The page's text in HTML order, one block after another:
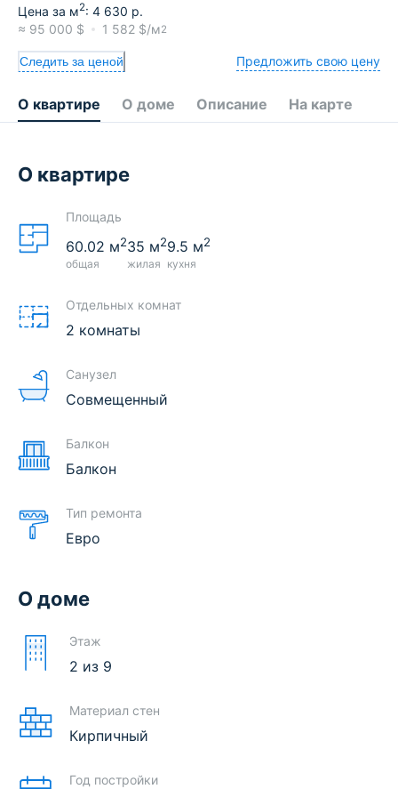
Цена за м2: 4 630 р.
≈ 95 000 $ 1 582 $/м2
Следить за ценой Предложить свою цену
О квартире О доме Описание На карте
О квартире
Площадь
60.02 м2
общая
35 м2
жилая
9.5 м2
кухня
Отдельных комнат
2 комнаты
Санузел
Совмещенный
Балкон
Балкон
Тип ремонта
Евро
О доме
Этаж
2 из 9
Материал стен
Кирпичный
Год постройки